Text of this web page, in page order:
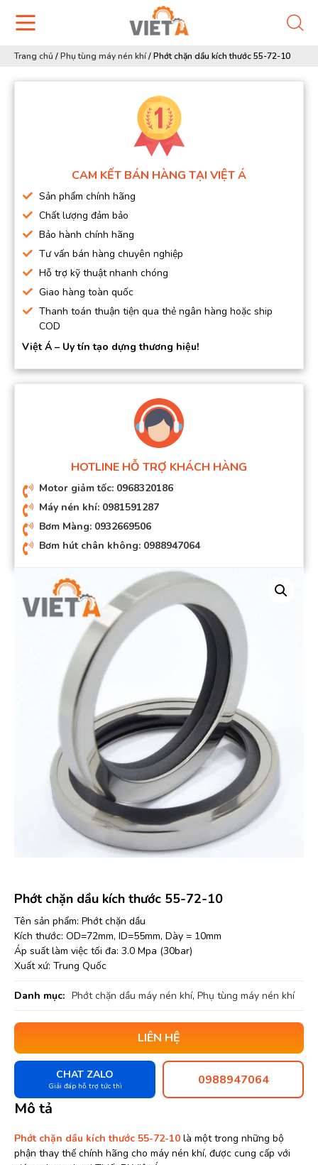
Trang chủ /Phụ tùng máy nén khí/Phớt chặn dầu kích thước 55-72-10
CAM KẾT BÁN HÀNG TẠI VIỆT Á
Sản phẩm chính hãng
Chất lượng đảm bảo
Bảo hành chính hãng
Tư vấn bán hàng chuyên nghiệp
Hỗ trợ kỹ thuật nhanh chóng
Giao hàng toàn quốc
Thanh toán thuận tiện qua thẻ ngân hàng hoặc ship
COD
Việt Á – Uy tín tạo dựng thương hiệu!
HOTLINE HỖ TRỢ KHÁCH HÀNG
Motor giảm tốc: 0968320186
Máy nén khí: 0981591287
Bơm Màng: 0932669506
Bơm hút chân không: 0988947064
Phớt chặn dầu kích thước 55-72-10
Tên sản phẩm: Phớt chặn dầu
Kích thước: OD=72mm, ID=55mm, Dày = 10mm
Áp suất làm việc tối đa: 3.0 Mpa (30bar)
Xuất xứ: Trung Quốc
Danh mục: Phớt chặn dầu máy nén khí, Phụ tùng máy nén khí
LIÊN HỆ
CHAT ZALO
Giải đáp hỗ trợ tức thì 0988947064
Mô tả
Phớt chặn dầu kích thước 55-72-10 là một trong những bộ
phận thay thế chính hãng cho máy nén khí, được cung cấp với